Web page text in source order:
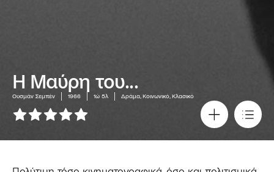
Η Μαύρη του...
Ουσμάν Σεμπέν 1966 1ώ 5λ Δράμα, Κοινωνικό, Κλασικό